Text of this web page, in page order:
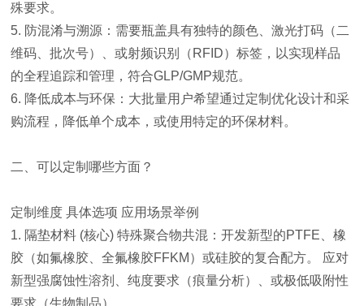
殊要求。
5. 防混淆与溯源：需要瓶盖具有独特的颜色、激光打码（二
维码、批次号）、或射频识别（RFID）标签，以实现样品
的全程追踪和管理，符合GLP/GMP规范。
6. 降低成本与环保：大批量用户希望通过定制优化设计和采
购流程，降低单个成本，或使用特定的环保材料。
二、可以定制哪些方面？
定制维度 具体选项 应用场景举例
1. 隔垫材料 (核心) 特殊聚合物共混：开发新型的PTFE、橡
胶（如氟橡胶、全氟橡胶FFKM）或硅胶的复合配方。 应对
新型强腐蚀性溶剂、纯度要求（痕量分析）、或极低吸附性
要求（生物制品）。